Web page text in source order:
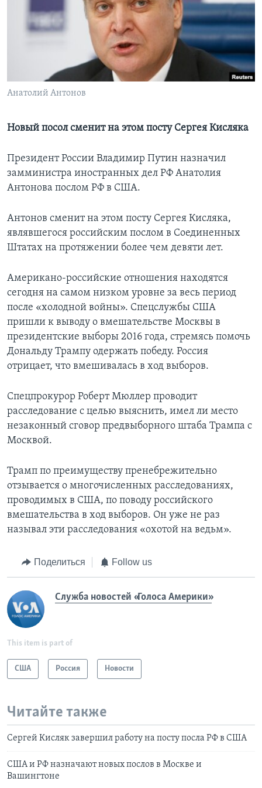
Learning English
Анатолий Антонов
Новый посол сменит на этом посту Сергея Кисляка
Президент России Владимир Путин назначил
замминистра иностранных дел РФ Анатолия
Антонова послом РФ в США.
Антонов сменит на этом посту Сергея Кисляка,
являвшегося российским послом в Соединенных
Штатах на протяжении более чем девяти лет.
Американо-российские отношения находятся
сегодня на самом низком уровне за весь период
после «холодной войны». Спецслужбы США
пришли к выводу о вмешательстве Москвы в
президентские выборы 2016 года, стремясь помочь
Дональду Трампу одержать победу. Россия
отрицает, что вмешивалась в ход выборов.
Спецпрокурор Роберт Мюллер проводит
расследование с целью выяснить, имел ли место
незаконный сговор предвыборного штаба Трампа с
Москвой.
Трамп по преимуществу пренебрежительно
отзывается о многочисленных расследованиях,
проводимых в США, по поводу российского
вмешательства в ход выборов. Он уже не раз
называл эти расследования «охотой на ведьм».
Поделиться Follow us
Служба новостей «Голоса Америки»
This item is part of
США Россия Новости
Читайте также
Сергей Кисляк завершил работу на посту посла РФ в США
США и РФ назначают новых послов в Москве и
Вашингтоне